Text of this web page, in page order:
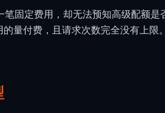
固定费用，却无法预知高级配额是
付费，且请求次数完全没有上限